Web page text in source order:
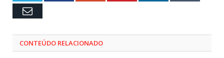
Email
CONTEÚDO RELACIONADO